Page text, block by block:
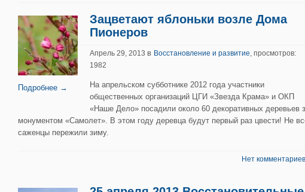
Подробнее →
Зацветают яблоньки возле Дома
Пионеров
Апрель 29, 2013 в Восстановление и развитие, просмотров:
1982
На апрельском субботнике 2012 года участники
общественных организаций ЦГИ «Звезда Крама» и ОКП
«Наше Дело» посадили около 60 декоративных деревьев
монументом «Самолет». В этом году деревца будут первый раз цвести! Не
саженцы пережили зиму.
Нет